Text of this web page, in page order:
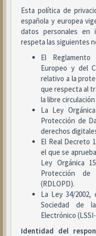
Esta política de
española y europea
datos personales en
respeta las siguientes
El Reglamento
Europeo y del
relativo a la
que respecta al
la libre
La Ley
Protección de
derechos
El Real Decreto
el que se
Ley Orgánica
Protección
(RDLOPD).
La Ley 34/
Sociedad de
Electrónico
Identidad del